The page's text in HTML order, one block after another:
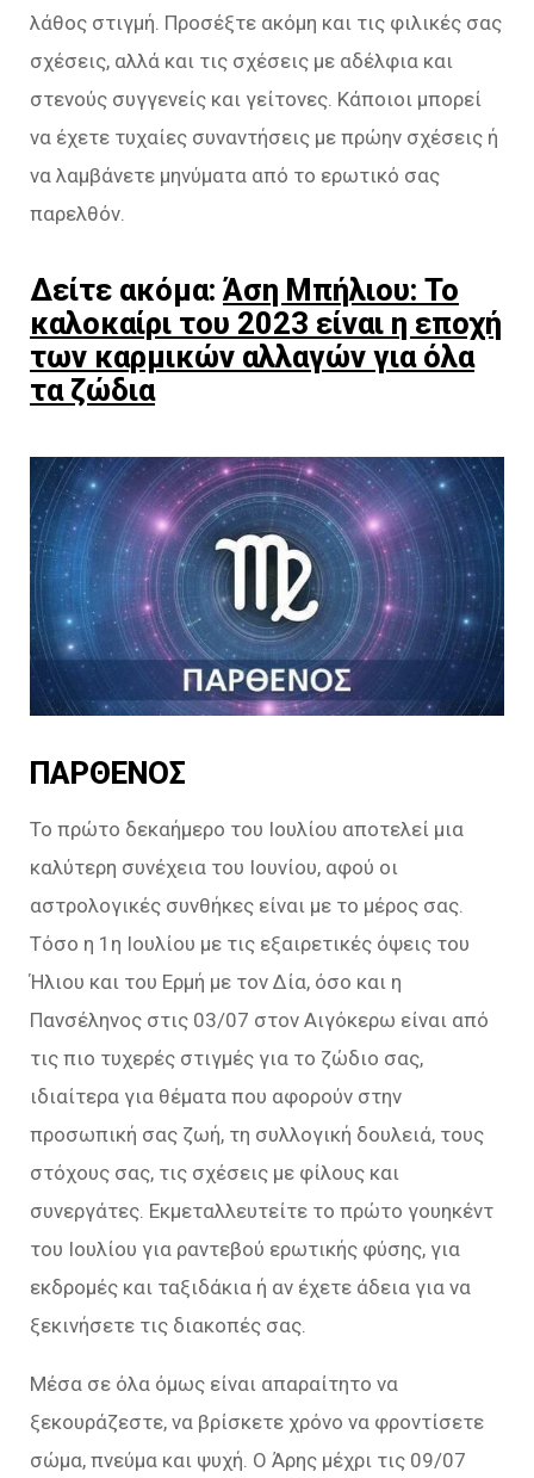
λάθος στιγμή. Προσέξτε ακόμη και τις φιλικές σας
σχέσεις, αλλά και τις σχέσεις με αδέλφια και
στενούς συγγενείς και γείτονες. Κάποιοι μπορεί
να έχετε τυχαίες συναντήσεις με πρώην σχέσεις ή
να λαμβάνετε μηνύματα από το ερωτικό σας
παρελθόν.
Δείτε ακόμα: Άση Μπήλιου: Το
καλοκαίρι του 2023 είναι η εποχή
των καρμικών αλλαγών για όλα
τα ζώδια
ΠΑΡΘΕΝΟΣ
Το πρώτο δεκαήμερο του Ιουλίου αποτελεί μια
καλύτερη συνέχεια του Ιουνίου, αφού οι
αστρολογικές συνθήκες είναι με το μέρος σας.
Τόσο η 1η Ιουλίου με τις εξαιρετικές όψεις του
Ήλιου και του Ερμή με τον Δία, όσο και η
Πανσέληνος στις 03/07 στον Αιγόκερω είναι από
τις πιο τυχερές στιγμές για το ζώδιο σας,
ιδιαίτερα για θέματα που αφορούν στην
προσωπική σας ζωή, τη συλλογική δουλειά, τους
στόχους σας, τις σχέσεις με φίλους και
συνεργάτες. Εκμεταλλευτείτε το πρώτο γουηκέντ
του Ιουλίου για ραντεβού ερωτικής φύσης, για
εκδρομές και ταξιδάκια ή αν έχετε άδεια για να
ξεκινήσετε τις διακοπές σας.
Μέσα σε όλα όμως είναι απαραίτητο να
ξεκουράζεστε, να βρίσκετε χρόνο να φροντίσετε
σώμα, πνεύμα και ψυχή. Ο Άρης μέχρι τις 09/07